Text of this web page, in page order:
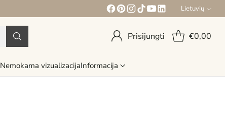
Prisijungti €0,00
Nemokama vizualizacijaInformacija
Kalba
Lietuvių